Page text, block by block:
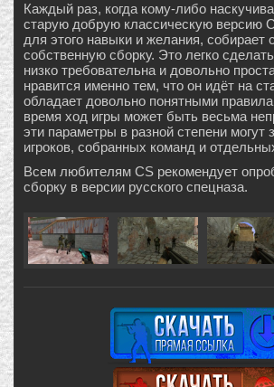
Каждый раз, когда кому-либо
старую добрую классическую версию
для этого навыки и желания, собирает
собственную сборку. Это легко
низко требовательна и довольно
нравится именно тем, что он идёт на
обладает довольно понятными
время ход игры может быть весьма
эти параметры в разной степени могут
игроков, собранных команд и
Всем любителям CS рекомендует
сборку в версии русского спецназа.